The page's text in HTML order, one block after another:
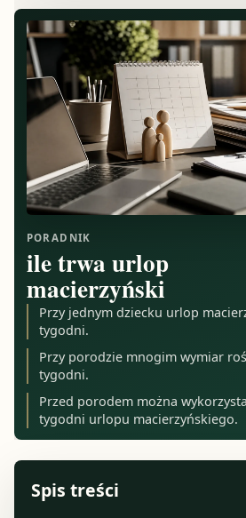
PORADNIK
ile trwa urlop
macierzyński
Przy jednym dziecku urlop
tygodni.
Przy porodzie mnogim wymiar
tygodni.
Przed porodem można
tygodni urlopu macierzyńskiego.
Spis treści